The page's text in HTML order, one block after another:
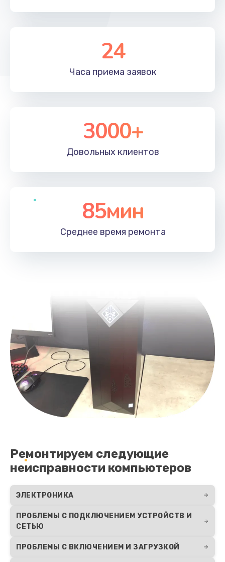
24
Часа приема заявок
3000+
Довольных клиентов
85мин
Среднее время ремонта
Ремонтируем следующие
неисправности компьютеров
ЭЛЕКТРОНИКА
ПРОБЛЕМЫ С ПОДКЛЮЧЕНИЕМ УСТРОЙСТВ И
СЕТЬЮ
ПРОБЛЕМЫ С ВКЛЮЧЕНИЕМ И ЗАГРУЗКОЙ